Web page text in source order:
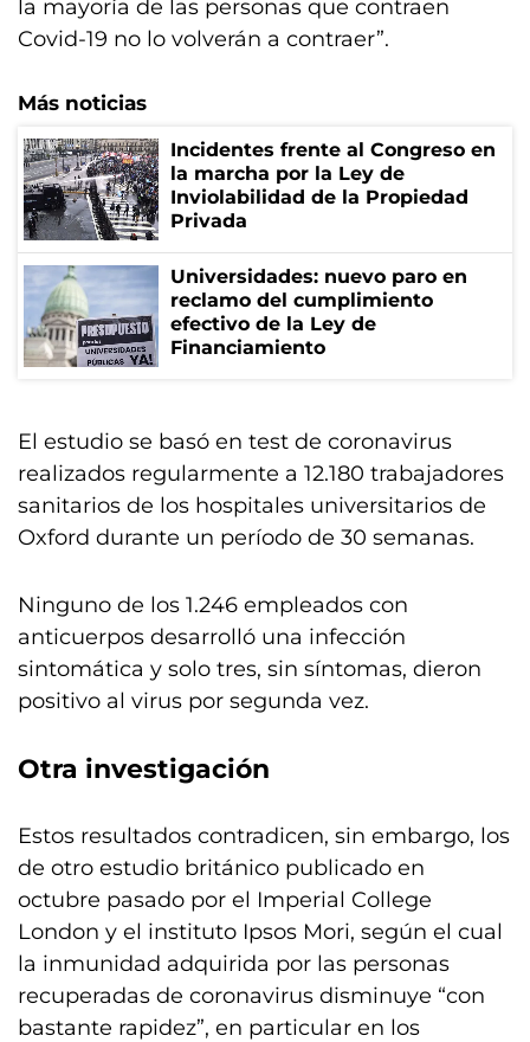
la mayoría de las personas que contraen
Covid-19 no lo volverán a contraer”.
Más noticias
Incidentes frente al Congreso en
la marcha por la Ley de
Inviolabilidad de la Propiedad
Privada
Universidades: nuevo paro en
reclamo del cumplimiento
efectivo de la Ley de
Financiamiento
El estudio se basó en test de coronavirus
realizados regularmente a 12.180 trabajadores
sanitarios de los hospitales universitarios de
Oxford durante un período de 30 semanas.
Ninguno de los 1.246 empleados con
anticuerpos desarrolló una infección
sintomática y solo tres, sin síntomas, dieron
positivo al virus por segunda vez.
Otra investigación
Estos resultados contradicen, sin embargo, los
de otro estudio británico publicado en
octubre pasado por el Imperial College
London y el instituto Ipsos Mori, según el cual
la inmunidad adquirida por las personas
recuperadas de coronavirus disminuye “con
bastante rapidez”, en particular en los